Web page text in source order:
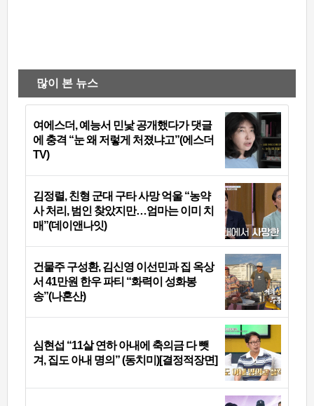
많이 본 뉴스
여에스더, 예능서 민낯 공개했다가 댓글
에 충격 “눈 왜 저렇게 처졌냐고”(에스더
TV)
김정렬, 친형 군대 구타 사망 억울 “농약
사 처리, 범인 찾았지만…엄마는 이미 치
매”(데이앤나잇)
건물주 구성환, 김신영 이선민과 집 옥상
서 41만원 한우 파티 “화력이 성화봉
송”(나혼산)
심현섭 “11살 연하 아내에 축의금 다 뺏
겨, 집도 아내 명의” (동치미)[결정적장면]